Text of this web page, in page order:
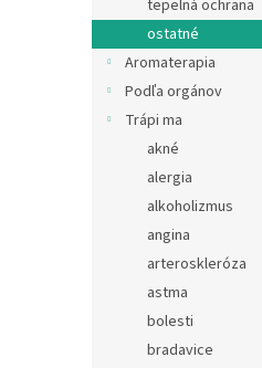
tepelná ochrana
ostatné
Aromaterapia
Podľa orgánov
Trápi ma
akné
alergia
alkoholizmus
angina
arteroskleróza
astma
bolesti
bradavice